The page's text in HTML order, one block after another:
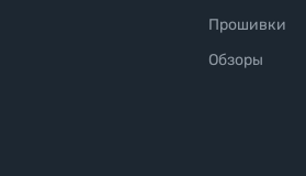
Прошивки
Обзоры